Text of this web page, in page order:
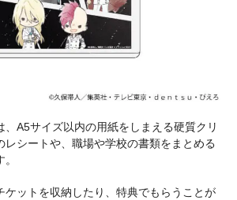
、A5サイズ以内の用紙をしまえる硬質クリ
レシートや、職場や学校の書類をまとめる
ケットを収納したり、特典でもらうことが